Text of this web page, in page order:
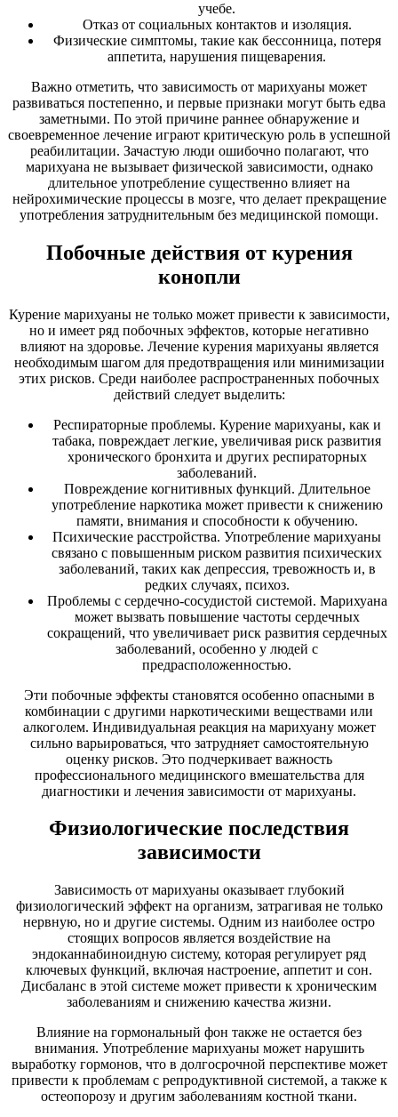
учебе.
Отказ от социальных контактов и изоляция.
Физические симптомы, такие как бессонница, потеря
аппетита, нарушения пищеварения.
Важно отметить, что зависимость от марихуаны может
развиваться постепенно, и первые признаки могут быть едва
заметными. По этой причине раннее обнаружение и
своевременное лечение играют критическую роль в успешной
реабилитации. Зачастую люди ошибочно полагают, что
марихуана не вызывает физической зависимости, однако
длительное употребление существенно влияет на
нейрохимические процессы в мозге, что делает прекращение
употребления затруднительным без медицинской помощи.
Побочные действия от курения
конопли
Курение марихуаны не только может привести к зависимости,
но и имеет ряд побочных эффектов, которые негативно
влияют на здоровье. Лечение курения марихуаны является
необходимым шагом для предотвращения или минимизации
этих рисков. Среди наиболее распространенных побочных
действий следует выделить:
Респираторные проблемы. Курение марихуаны, как и
табака, повреждает легкие, увеличивая риск развития
хронического бронхита и других респираторных
заболеваний.
Повреждение когнитивных функций. Длительное
употребление наркотика может привести к снижению
памяти, внимания и способности к обучению.
Психические расстройства. Употребление марихуаны
связано с повышенным риском развития психических
заболеваний, таких как депрессия, тревожность и, в
редких случаях, психоз.
Проблемы с сердечно-сосудистой системой. Марихуана
может вызвать повышение частоты сердечных
сокращений, что увеличивает риск развития сердечных
заболеваний, особенно у людей с
предрасположенностью.
Эти побочные эффекты становятся особенно опасными в
комбинации с другими наркотическими веществами или
алкоголем. Индивидуальная реакция на марихуану может
сильно варьироваться, что затрудняет самостоятельную
оценку рисков. Это подчеркивает важность
профессионального медицинского вмешательства для
диагностики и лечения зависимости от марихуаны.
Физиологические последствия
зависимости
Зависимость от марихуаны оказывает глубокий
физиологический эффект на организм, затрагивая не только
нервную, но и другие системы. Одним из наиболее остро
стоящих вопросов является воздействие на
эндоканнабиноидную систему, которая регулирует ряд
ключевых функций, включая настроение, аппетит и сон.
Дисбаланс в этой системе может привести к хроническим
заболеваниям и снижению качества жизни.
Влияние на гормональный фон также не остается без
внимания. Употребление марихуаны может нарушить
выработку гормонов, что в долгосрочной перспективе может
привести к проблемам с репродуктивной системой, а также к
остеопорозу и другим заболеваниям костной ткани.